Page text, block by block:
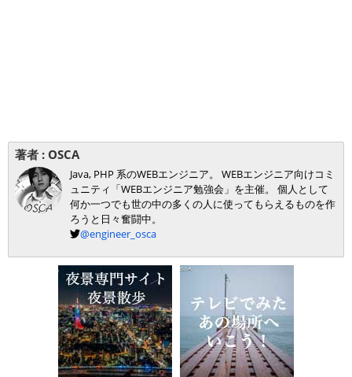
著者 : OSCA
Java, PHP 系のWEBエンジニア。 WEBエンジニア向けコミ
ュニティ「WEBエンジニア勉強会」を主催。 個人として
何か一つでも世の中の多くの人に使ってもらえるものを作
ろうと日々奮闘中。
@engineer_osca